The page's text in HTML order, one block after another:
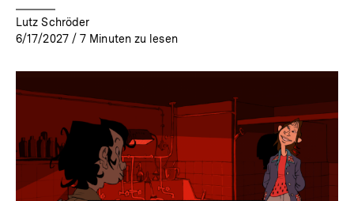
Lutz Schröder
6/17/2027 / 7 Minuten zu lesen